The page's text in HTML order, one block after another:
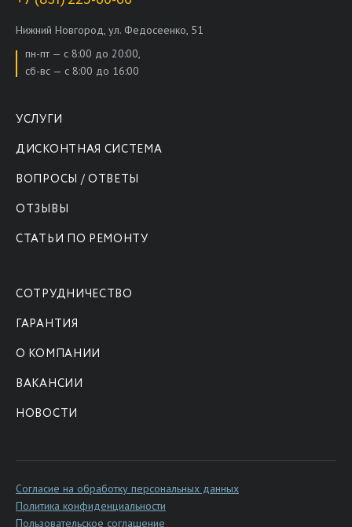
Нижний Новгород, ул. Федосеенко, 51
пн-пт — с 8:00 до 20:00,
сб-вс — с 8:00 до 16:00
УСЛУГИ
ДИСКОНТНАЯ СИСТЕМА
ВОПРОСЫ / ОТВЕТЫ
ОТЗЫВЫ
СТАТЬИ ПО РЕМОНТУ
СОТРУДНИЧЕСТВО
ГАРАНТИЯ
О КОМПАНИИ
ВАКАНСИИ
НОВОСТИ
Согласие на обработку персональных данных
Политика конфиденциальности
Пользовательское соглашение